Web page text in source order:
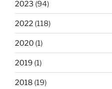
2023 (94)
2022 (118)
2020 (1)
2019 (1)
2018 (19)